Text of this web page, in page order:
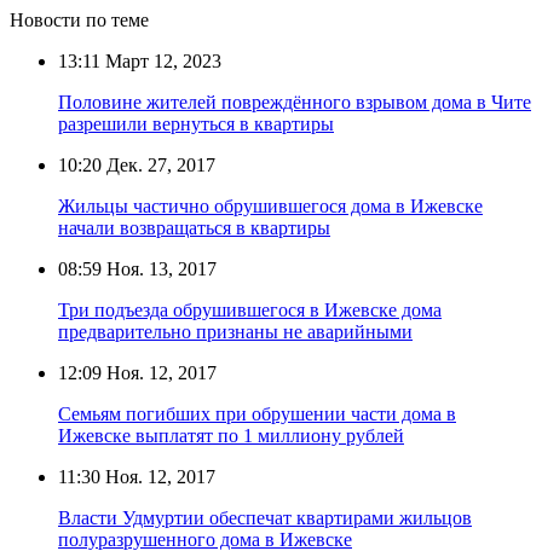
Новости по теме
13:11 Март 12, 2023
Половине жителей повреждённого взрывом дома в Чите
разрешили вернуться в квартиры
10:20 Дек. 27, 2017
Жильцы частично обрушившегося дома в Ижевске
начали возвращаться в квартиры
08:59 Ноя. 13, 2017
Три подъезда обрушившегося в Ижевске дома
предварительно признаны не аварийными
12:09 Ноя. 12, 2017
Семьям погибших при обрушении части дома в
Ижевске выплатят по 1 миллиону рублей
11:30 Ноя. 12, 2017
Власти Удмуртии обеспечат квартирами жильцов
полуразрушенного дома в Ижевске